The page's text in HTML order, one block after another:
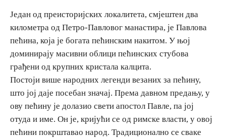
Манифестације
Смјештај
Мултимедија
Фото
Видео
Један од преисторијских локалитета, смјештен два
километра од Петро-Павловог манастира, је Павлова
пећина, која је богата пећинским накитом. У њој
доминирају масивни облици пећинских стубова
грађени од крупних кристала калцита.
Постоји више народних легенди везаних за пећину,
што јој даје посебан значај. Према давном предању, у
ову пећину је долазио свети апостол Павле, па јој
отуда и име. Он је, кријући се од римске власти, у овој
пећини покрштавао народ. Традиционално се сваке